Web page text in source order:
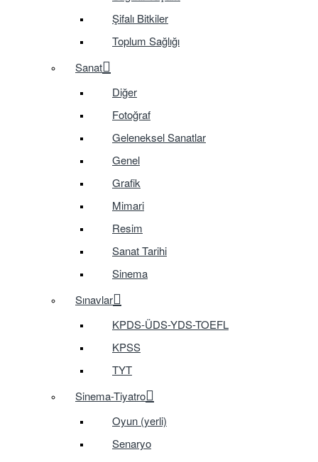
Şifalı Bitkiler
Toplum Sağlığı
Sanat
Diğer
Fotoğraf
Geleneksel Sanatlar
Genel
Grafik
Mimari
Resim
Sanat Tarihi
Sinema
Sınavlar
KPDS-ÜDS-YDS-TOEFL
KPSS
TYT
Sinema-Tiyatro
Oyun (yerli)
Senaryo